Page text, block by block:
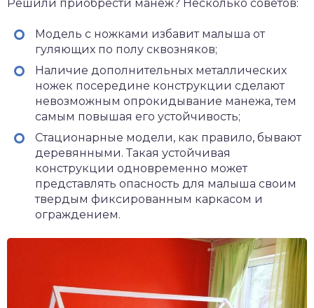
Решили приобрести манеж? Несколько советов:
Модель с ножками избавит малыша от
гуляющих по полу сквозняков;
Наличие дополнительных металлических
ножек посередине конструкции сделают
невозможным опрокидывание манежа, тем
самым повышая его устойчивость;
Стационарные модели, как правило, бывают
деревянными. Такая устойчивая
конструкции одновременно может
представлять опасность для малыша своим
твердым фиксированным каркасом и
ограждением.